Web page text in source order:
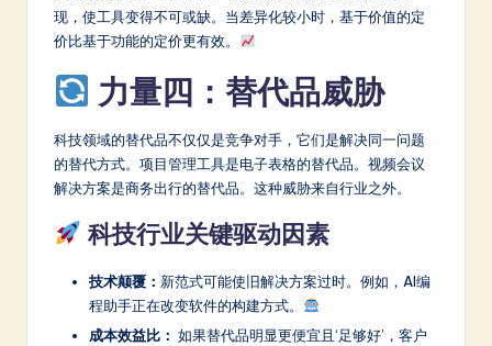
现，使工具变得不可或缺。当差异化较小时，基于价值的定
价比基于功能的定价更有效。
力量四：替代品威胁
科技领域的替代品不仅仅是竞争对手，它们是解决同一问题
的替代方式。项目管理工具是电子表格的替代品。视频会议
解决方案是商务出行的替代品。这种威胁来自行业之外。
科技行业关键驱动因素
技术颠覆： 新范式可能使旧解决方案过时。例如，AI编
程助手正在改变软件的构建方式。
成本效益比： 如果替代品明显更便宜且‘足够好’，客户